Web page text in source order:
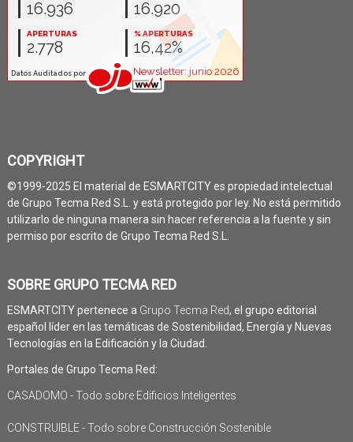
COPYRIGHT
©1999-2025 El material de ESMARTCITY es propiedad intelectual
de Grupo Tecma Red S.L. y está protegido por ley. No está permitido
utilizarlo de ninguna manera sin hacer referencia a la fuente y sin
permiso por escrito de Grupo Tecma Red S.L.
SOBRE GRUPO TECMA RED
ESMARTCITY pertenece a Grupo Tecma Red, el grupo editorial
español líder en las temáticas de Sostenibilidad, Energía y Nuevas
Tecnologías en la Edificación y la Ciudad.
Portales de Grupo Tecma Red:
CASADOMO - Todo sobre Edificios Inteligentes
CONSTRUIBLE - Todo sobre Construcción Sostenible